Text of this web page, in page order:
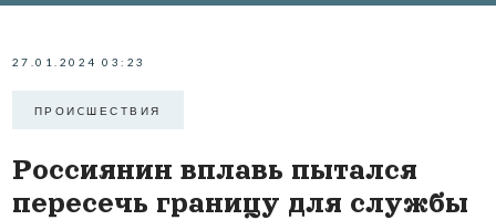
27.01.2024 03:23
ПРОИCШЕСТВИЯ
Россиянин вплавь пытался
пересечь границу для службы